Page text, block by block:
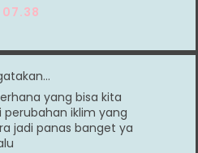
yang bisa kita
iklim yang
jadi panas banget ya